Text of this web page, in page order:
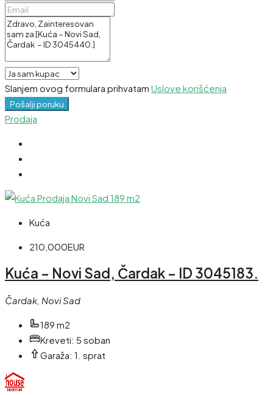
Slanjem ovog formulara prihvatam Uslove korišćenja
Pošalji poruku
Prodaja
Kuća
210,000EUR
Kuća – Novi Sad, Čardak – ID 3045183.
Čardak, Novi Sad
189 m2
Kreveti: 5 soban
Garaža: 1. sprat